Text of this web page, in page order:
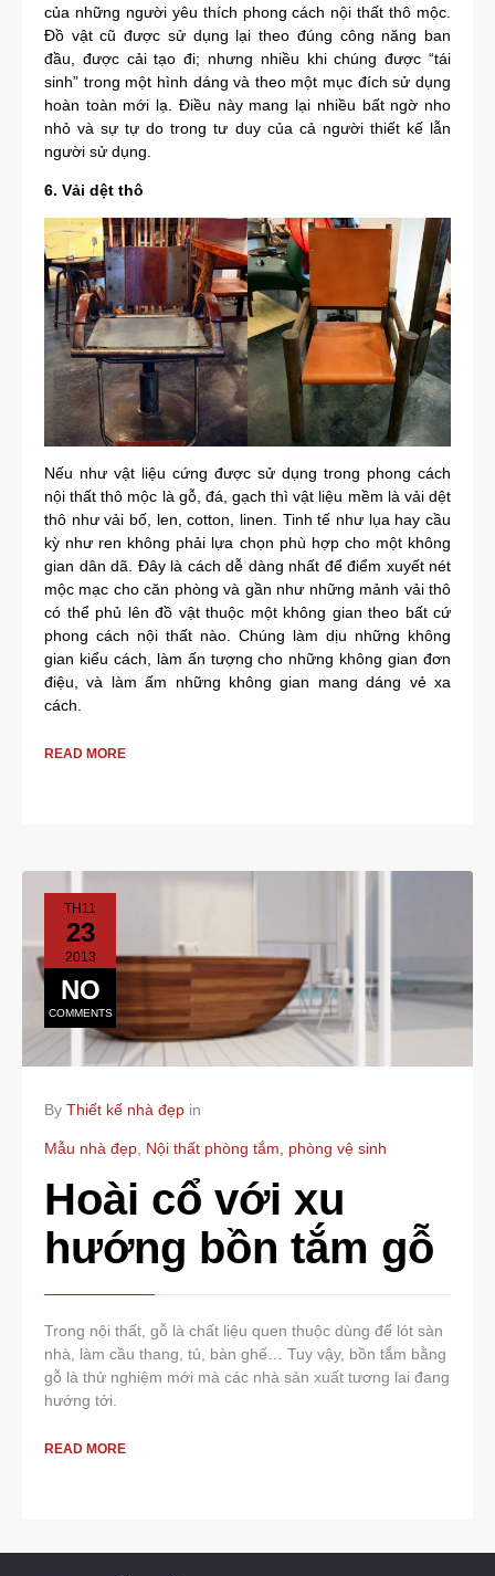
của những người yêu thích phong cách nội thất thô mộc.
Đồ vật cũ được sử dụng lại theo đúng công năng ban
đầu, được cải tạo đi; nhưng nhiều khi chúng được “tái
sinh” trong một hình dáng và theo một mục đích sử dụng
hoàn toàn mới lạ. Điều này mang lại nhiều bất ngờ nho
nhỏ và sự tự do trong tư duy của cả người thiết kế lẫn
người sử dụng.
6. Vải dệt thô
Nếu như vật liệu cứng được sử dụng trong phong cách
nội thất thô mộc là gỗ, đá, gạch thì vật liệu mềm là vải dệt
thô như vải bố, len, cotton, linen. Tinh tế như lụa hay cầu
kỳ như ren không phải lựa chọn phù hợp cho một không
gian dân dã. Đây là cách dễ dàng nhất để điểm xuyết nét
mộc mạc cho căn phòng và gần như những mảnh vải thô
có thể phủ lên đồ vật thuộc một không gian theo bất cứ
phong cách nội thất nào. Chúng làm dịu những không
gian kiểu cách, làm ấn tượng cho những không gian đơn
điệu, và làm ấm những không gian mang dáng vẻ xa
cách.
READ MORE
TH11
23
2013
NO
COMMENTS
By Thiết kế nhà đẹp in
Mẫu nhà đẹp Nội thất phòng tắm, phòng vệ sinh
Hoài cổ với xu
hướng bồn tắm gỗ
Trong nội thất, gỗ là chất liệu quen thuộc dùng để lót sàn
nhà, làm cầu thang, tủ, bàn ghế… Tuy vậy, bồn tắm bằng
gỗ là thử nghiệm mới mà các nhà sản xuất tương lai đang
hướng tới.
READ MORE